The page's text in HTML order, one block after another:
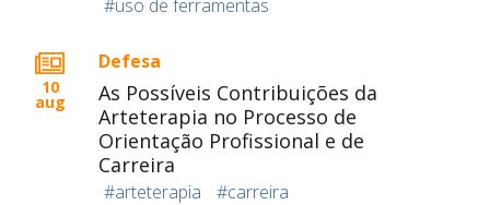
#uso de ferramentas
10
aug
Defesa
As Possíveis Contribuições da
Arteterapia no Processo de
Orientação Profissional e de
Carreira
#arteterapia
#carreira